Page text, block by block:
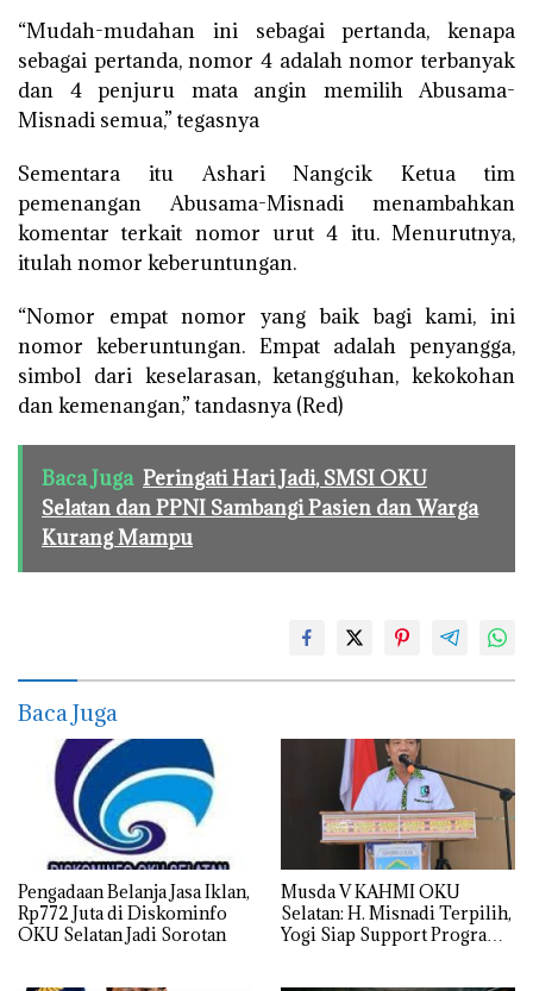
“Mudah-mudahan ini sebagai pertanda, kenapa
sebagai pertanda, nomor 4 adalah nomor terbanyak
dan 4 penjuru mata angin memilih Abusama-
Misnadi semua,” tegasnya
Sementara itu Ashari Nangcik Ketua tim
pemenangan Abusama-Misnadi menambahkan
komentar terkait nomor urut 4 itu. Menurutnya,
itulah nomor keberuntungan.
“Nomor empat nomor yang baik bagi kami, ini
nomor keberuntungan. Empat adalah penyangga,
simbol dari keselarasan, ketangguhan, kekokohan
dan kemenangan,” tandasnya (Red)
Baca Juga Peringati Hari Jadi, SMSI OKU
Selatan dan PPNI Sambangi Pasien dan Warga
Kurang Mampu
Baca Juga
Pengadaan Belanja Jasa Iklan,
Rp772 Juta di Diskominfo
OKU Selatan Jadi Sorotan
Musda V KAHMI OKU
Selatan: H. Misnadi Terpilih,
Yogi Siap Support Program